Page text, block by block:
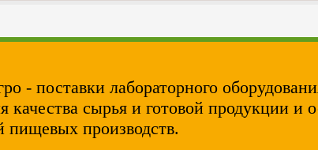
- поставки лабораторного
качества сырья и готовой продукции и
пищевых производств.